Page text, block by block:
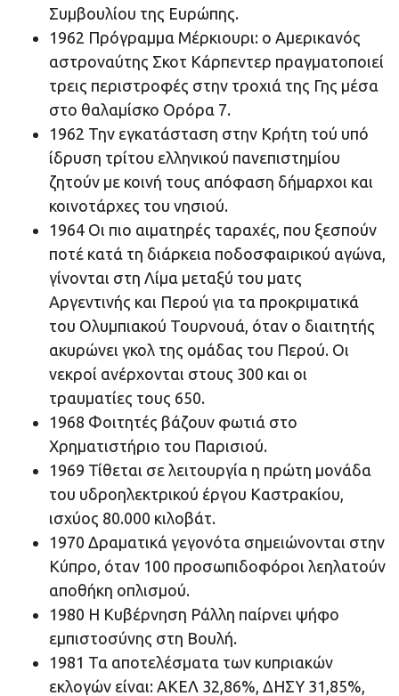
Συμβουλίου της Ευρώπης.
1962 Πρόγραμμα Μέρκιουρι: ο Αμερικανός
αστροναύτης Σκοτ Κάρπεντερ πραγματοποιεί
τρεις περιστροφές στην τροχιά της Γης μέσα
στο θαλαμίσκο Ορόρα 7.
1962 Την εγκατάσταση στην Κρήτη τού υπό
ίδρυση τρίτου ελληνικού πανεπιστημίου
ζητούν με κοινή τους απόφαση δήμαρχοι και
κοινοτάρχες του νησιού.
1964 Oι πιο αιματηρές ταραχές, που ξεσπούν
ποτέ κατά τη διάρκεια ποδοσφαιρικού αγώνα,
γίνονται στη Λίμα μεταξύ του ματς
Αργεντινής και Περού για τα προκριματικά
του Ολυμπιακού Τουρνουά, όταν ο διαιτητής
ακυρώνει γκολ της ομάδας του Περού. Οι
νεκροί ανέρχονται στους 300 και οι
τραυματίες τους 650.
1968 Φοιτητές βάζουν φωτιά στο
Χρηματιστήριο του Παρισιού.
1969 Τίθεται σε λειτουργία η πρώτη μονάδα
του υδροηλεκτρικού έργου Καστρακίου,
ισχύος 80.000 κιλοβάτ.
1970 Δραματικά γεγονότα σημειώνονται στην
Κύπρο, όταν 100 προσωπιδοφόροι λεηλατούν
αποθήκη οπλισμού.
1980 Η Κυβέρνηση Ράλλη παίρνει ψήφο
εμπιστοσύνης στη Βουλή.
1981 Τα αποτελέσματα των κυπριακών
εκλογών είναι: ΑΚΕΛ 32,86%, ΔΗΣΥ 31,85%,